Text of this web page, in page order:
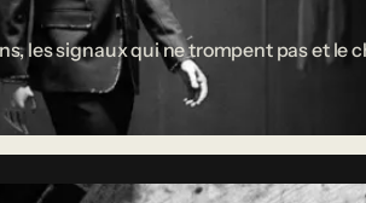
les signaux qui ne trompent pas et le